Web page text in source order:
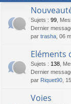
Sujets : 99
Dernier
par trasha , 06
Eléments
Sujets : 138
Dernier
par Riquet90 ,
Voies